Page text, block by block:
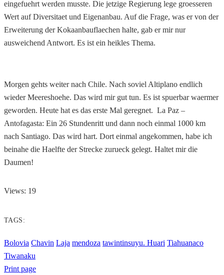
eingefuehrt werden musste. Die jetzige Regierung lege groesseren
Wert auf Diversitaet und Eigenanbau. Auf die Frage, was er von der
Erweiterung der Kokaanbauflaechen halte, gab er mir nur
ausweichend Antwort. Es ist ein heikles Thema.
Morgen gehts weiter nach Chile. Nach soviel Altiplano endlich
wieder Meereshoehe. Das wird mir gut tun. Es ist spuerbar waermer
geworden. Heute hat es das erste Mal geregnet. La Paz –
Antofagasta: Ein 26 Stundenritt und dann noch einmal 1000 km
nach Santiago. Das wird hart. Dort einmal angekommen, habe ich
beinahe die Haelfte der Strecke zurueck gelegt. Haltet mir die
Daumen!
Views: 19
TAGS:
Bolovia Chavin Laja mendoza tawintinsuyu. Huari Tiahuanaco
Tiwanaku
Print page